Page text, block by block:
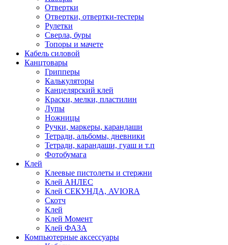
Отвертки
Отвертки, отвертки-тестеры
Рулетки
Сверла, буры
Топоры и мачете
Кабель силовой
Канцтовары
Грипперы
Калькуляторы
Канцелярский клей
Краски, мелки, пластилин
Лупы
Ножницы
Ручки, маркеры, карандаши
Тетради, альбомы, дневники
Тетради, карандаши, гуаш и т.п
Фотобумага
Клей
Клеевые пистолеты и стержни
Клей АНЛЕС
Клей СЕКУНДА, AVIORA
Скотч
Клей
Клей Момент
Клей ФАЗА
Компьютерные аксессуары